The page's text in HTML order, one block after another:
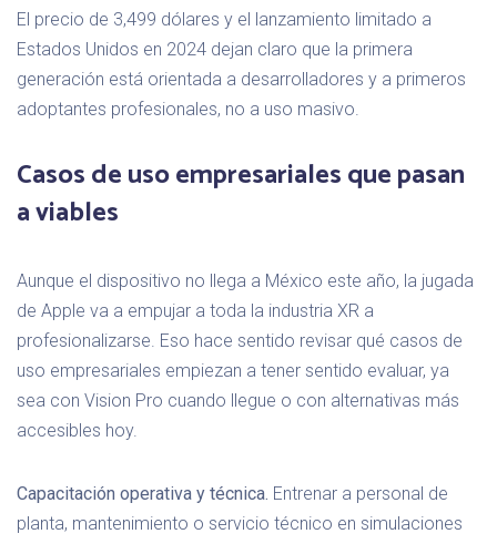
El precio de 3,499 dólares y el lanzamiento limitado a
Estados Unidos en 2024 dejan claro que la primera
generación está orientada a desarrolladores y a primeros
adoptantes profesionales, no a uso masivo.
Casos de uso empresariales que pasan
a viables
Aunque el dispositivo no llega a México este año, la jugada
de Apple va a empujar a toda la industria XR a
profesionalizarse. Eso hace sentido revisar qué casos de
uso empresariales empiezan a tener sentido evaluar, ya
sea con Vision Pro cuando llegue o con alternativas más
accesibles hoy.
Capacitación operativa y técnica. Entrenar a personal de
planta, mantenimiento o servicio técnico en simulaciones